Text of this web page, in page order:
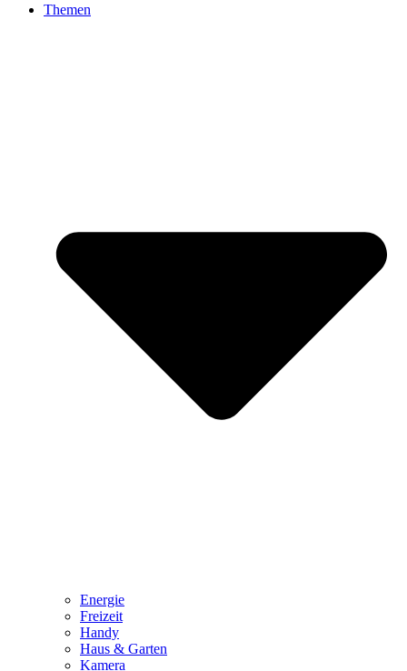
Themen
Energie
Freizeit
Handy
Haus & Garten
Kamera